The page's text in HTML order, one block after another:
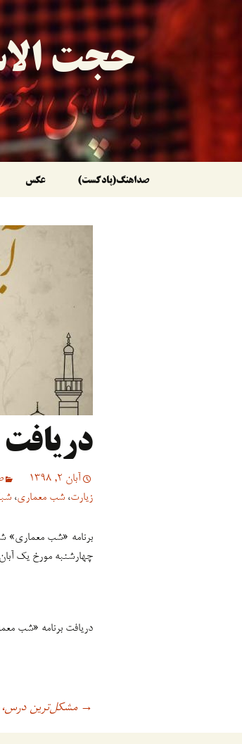
حجت
رفتن
صداهنگ(پادکست) عکس
آبان 2, 1398
زیارت، شب معماری،
برنامه «شب معماری»
چهارشنبه مورخ یک آبان‌ماه۱۳۹۸ پخش شد. این مطلب جهت بازدید و دریافت این برنامه
دریافت برنامه «شب
→ مشکل‌ترین